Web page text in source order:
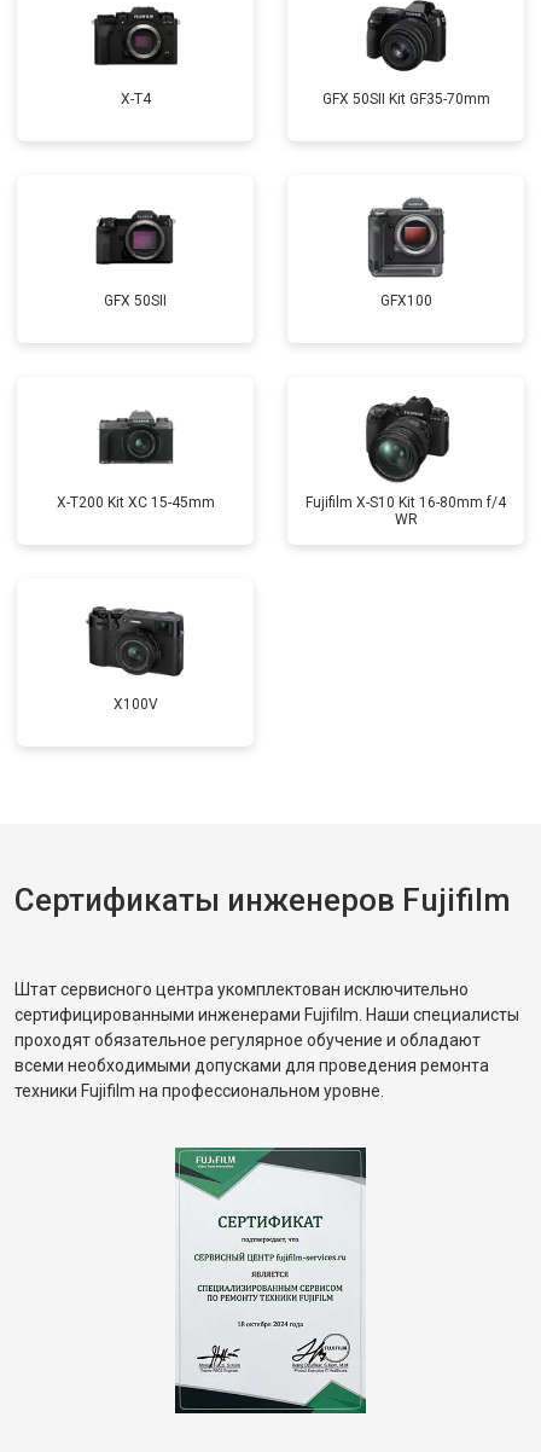
X-T4 GFX 50SII Kit GF35-70mm
GFX 50SII GFX100
X-T200 Kit XC 15-45mm
Fujifilm X-S10 Kit 16-80mm f/4
WR
X100V
Сертификаты инженеров Fujifilm
Штат сервисного центра укомплектован исключительно
сертифицированными инженерами Fujifilm. Наши специалисты
проходят обязательное регулярное обучение и обладают
всеми необходимыми допусками для проведения ремонта
техники Fujifilm на профессиональном уровне.